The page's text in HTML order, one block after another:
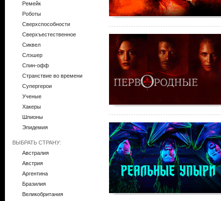
Ремейк
Роботы
Сверхспособности
Сверхъестественное
Сиквел
Слэшер
Спин-офф
Странствие во времени
Супергерои
Ученые
Хакеры
Шпионы
Эпидемия
ВЫБРАТЬ СТРАНУ:
Австралия
Австрия
Аргентина
Бразилия
Великобритания